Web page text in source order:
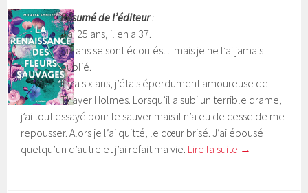
Résumé de l’éditeur:
J’ai 25 ans, il en a 37.
Six ans se sont écoulés…mais je ne l’ai jamais
oublié.
Il y a six ans, j’étais éperdument amoureuse de
Thayer Holmes. Lorsqu’il a subi un terrible drame,
j’ai tout essayé pour le sauver mais il n’a eu de cesse de me
repousser. Alors je l’ai quitté, le cœur brisé. J’ai épousé
quelqu’un d’autre et j’ai refait ma vie. Lire la suite →